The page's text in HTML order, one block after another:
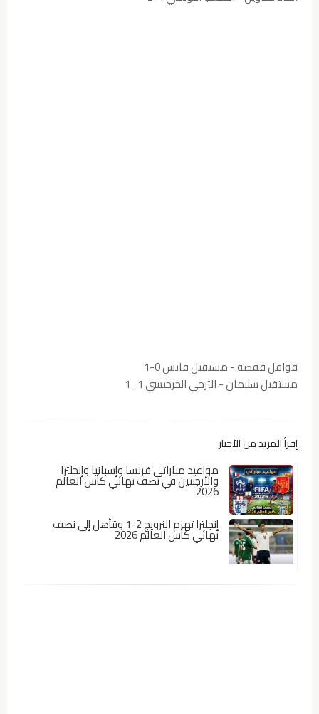
قوافل قفصة - مستقبل قابس 0-1
مستقبل سليمان - الترجي الجرجيسي 1_1
إقرأ المزيد من الأخبار
مواعيد مباراتي فرنسا وإسبانيا وإنجلترا
والأرجنتين في نصف نهائي كأس العالم
2026
إنجلترا تهزم النرويج 2-1 وتتأهل إلى نصف
نهائي كأس العالم 2026